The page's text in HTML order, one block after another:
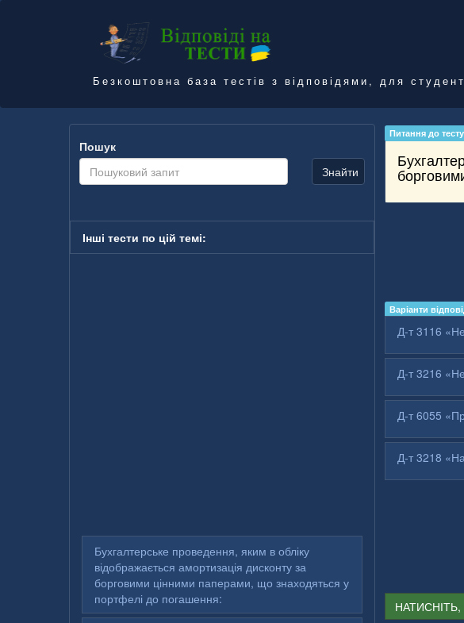
Безкоштовна база тестів з відповідями, для
Питання до
Варіанти
Д-т 3116
Д-т 3216
Д-т 6055
Д-т 3218
Пошук
Знайти
Інші тести по цій темі:
Бухгалтерське проведення, яким в обліку
відображається амортизація дисконту за
борговими цінними паперами, що знаходяться у
портфелі до погашення: